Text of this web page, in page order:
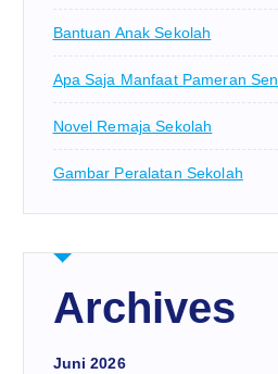
Bantuan Anak Sekolah
Apa Saja Manfaat Pameran
Novel Remaja Sekolah
Gambar Peralatan Sekolah
Archives
Juni 2026